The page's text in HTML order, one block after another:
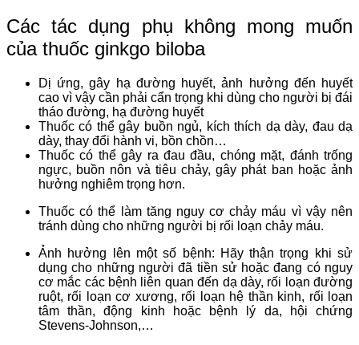
Các tác dụng phụ không mong muốn
của thuốc ginkgo biloba
Dị ứng, gây hạ đường huyết, ảnh hưởng đến huyết
cao vì vậy cần phải cẩn trọng khi dùng cho người bị đái
tháo đường, hạ đường huyết
Thuốc có thể gây buồn ngủ, kích thích dạ dày, đau dạ
dày, thay đổi hành vi, bồn chồn…
Thuốc có thể gây ra đau đầu, chóng mặt, đánh trống
ngực, buồn nôn và tiêu chảy, gây phát ban hoặc ảnh
hưởng nghiêm trọng hơn.
Thuốc có thể làm tăng nguy cơ chảy máu vì vậy nên
tránh dùng cho những người bị rối loạn chảy máu.
Ảnh hưởng lên một số bệnh: Hãy thận trọng khi sử
dụng cho những người đã tiền sử hoặc đang có nguy
cơ mắc các bệnh liên quan đến dạ dày, rối loạn đường
ruột, rối loạn cơ xương, rối loạn hệ thần kinh, rối loạn
tâm thần, động kinh hoặc bệnh lý da, hội chứng
Stevens-Johnson,…